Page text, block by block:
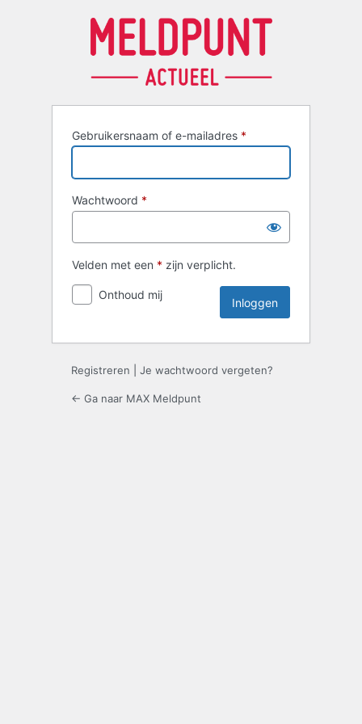
Gebruikersnaam of e-mailadres *
Wachtwoord *
Velden met een * zijn verplicht.
Onthoud mij
Registreren Je wachtwoord vergeten?
← Ga naar MAX Meldpunt